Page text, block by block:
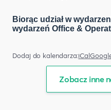
Biorąc udział w
wydarzeń Office &
Dodaj do kalendarza:iCal
Zobacz inne